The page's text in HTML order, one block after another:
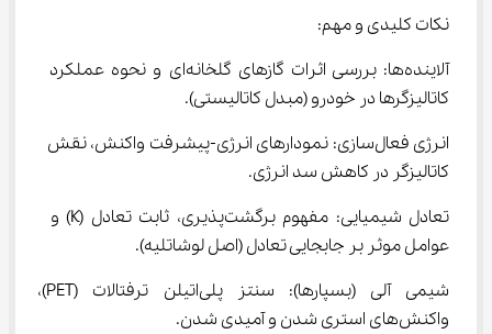
نکات کلیدی و مهم:
آلاینده‌ها: بررسی اثرات گازهای گلخانه‌ای و نحوه عملکرد
کاتالیزگرها در خودرو (مبدل کاتالیستی).
انرژی فعال‌سازی: نمودارهای انرژی-پیشرفت واکنش، نقش
کاتالیزگر در کاهش سد انرژی.
تعادل شیمیایی: مفهوم برگشت‌پذیری، ثابت تعادل (K) و
عوامل موثر بر جابجایی تعادل (اصل لوشاتلیه).
شیمی آلی (بسپارها): سنتز پلی‌اتیلن ترفتالات (PET)،
واکنش‌های استری شدن و آمیدی شدن.